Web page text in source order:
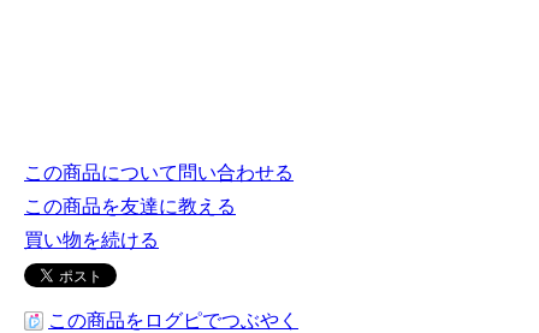
この商品について問い合わせる
この商品を友達に教える
買い物を続ける
この商品をログピでつぶやく